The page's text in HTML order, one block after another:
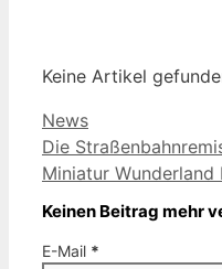
Keine Artikel
Kategorien
News
Die
Miniatur Wunderland
Keinen Beitrag mehr
E-Mail *